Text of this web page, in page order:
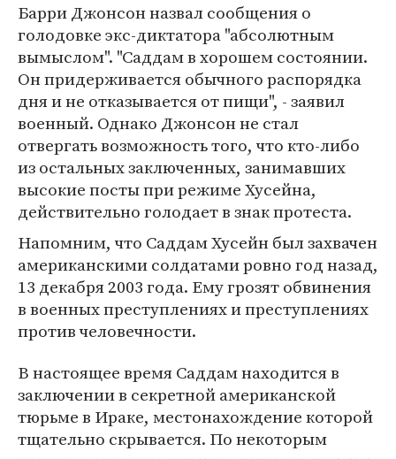
Барри Джонсон назвал сообщения о
голодовке экс-диктатора "абсолютным
вымыслом". "Саддам в хорошем состоянии.
Он придерживается обычного распорядка
дня и не отказывается от пищи", - заявил
военный. Однако Джонсон не стал
отвергать возможность того, что кто-либо
из остальных заключенных, занимавших
высокие посты при режиме Хусейна,
действительно голодает в знак протеста.
Напомним, что Саддам Хусейн был захвачен
американскими солдатами ровно год назад,
13 декабря 2003 года. Ему грозят обвинения
в военных преступлениях и преступлениях
против человечности.
В настоящее время Саддам находится в
заключении в секретной американской
тюрьме в Ираке, местонахождение которой
тщательно скрывается. По некоторым